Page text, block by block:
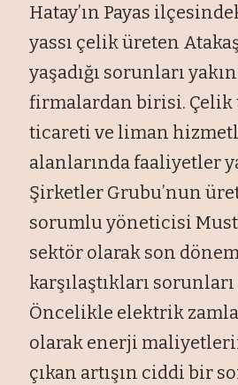
Hatay’ın Payas
yassı çelik üreten
yaşadığı sorunları
firmalardan birisi.
ticareti ve liman
alanlarında faaliyetler
Şirketler Grubu’nun
sorumlu yöneticisi
sektör olarak son
karşılaştıkları
Öncelikle elektrik
olarak enerji
çıkan artışın ciddi bir